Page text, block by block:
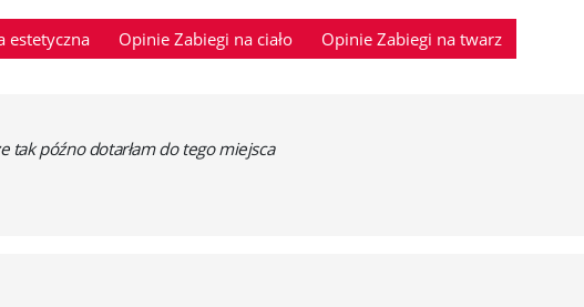
estetyczna Opinie Zabiegi na ciało Opinie Zabiegi na twarz
tak późno dotarłam do tego miejsca